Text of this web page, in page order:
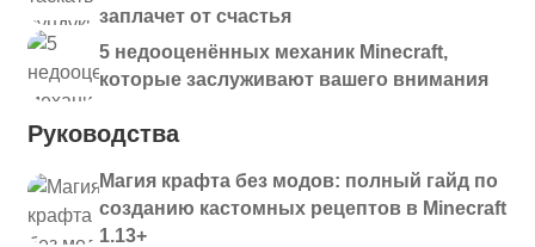
заплачет от счастья
5 недооценённых механик Minecraft,
которые заслуживают вашего внимания
Руководства
Магия крафта без модов: полный гайд по
созданию кастомных рецептов в Minecraft
1.13+